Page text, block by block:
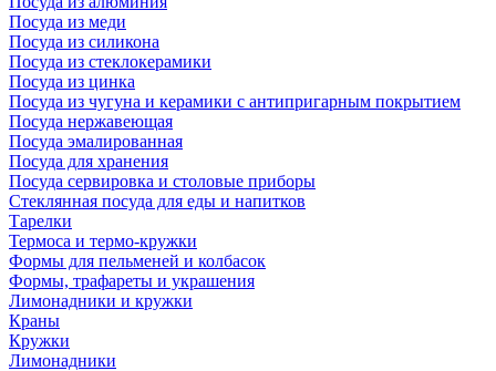
Посуда из меди
Посуда из силикона
Посуда из стеклокерамики
Посуда из цинка
Посуда из чугуна и керамики с антипригарным покрытием
Посуда нержавеющая
Посуда эмалированная
Посуда для хранения
Посуда сервировка и столовые приборы
Стеклянная посуда для еды и напитков
Тарелки
Термоса и термо-кружки
Формы для пельменей и колбасок
Формы, трафареты и украшения
Лимонадники и кружки
Краны
Кружки
Лимонадники